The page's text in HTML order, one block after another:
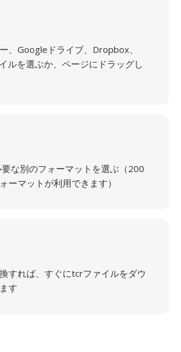
、Googleドライブ、Dropbox、
ルを選ぶか、ページにドラッグし
な別のフォーマットを選ぶ（200
ーマットが利用できます）
すれば、すぐにtcrファイルをダウ
す